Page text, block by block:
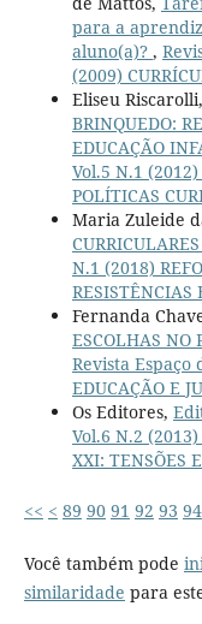
para a
aluno(a)? ,
(2009)
Eliseu Riscarolli,
BRINQUEDO:
EDUCAÇÃO
Vol.5 N.1
POLÍTICAS
Maria Zuleide
CURRICULARES
N.1 (2018)
RESISTÊNCIAS
Fernanda
ESCOLHAS NO
Revista Espaço
EDUCAÇÃO E
Os Editores,
Vol.6 N.2 (2013)
XXI: TENSÕES
<< < 89 90 91 92 93 94
Você também pode
similaridade para